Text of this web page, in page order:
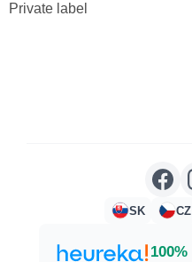
Private label
SK CZ
100%